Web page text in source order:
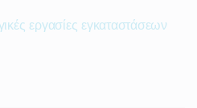
εργασίες εγκαταστάσεων